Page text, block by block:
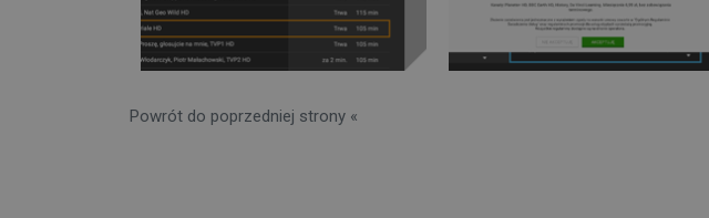
Powrót do poprzedniej strony «